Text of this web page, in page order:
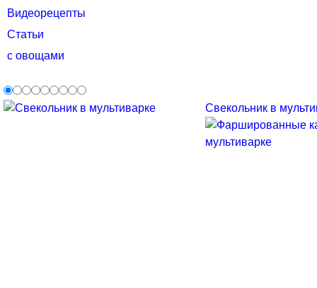
Видеорецепты
Статьи
с овощами
Свекольник в